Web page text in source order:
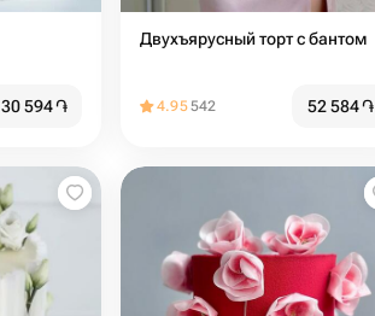
30 594֏
Двухъярусный торт с бантом
4.95542 52 584֏